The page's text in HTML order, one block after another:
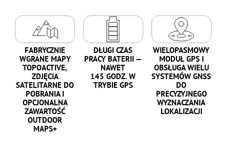
FABRYCZNIE
WGRANE MAPY
TOPOACTIVE,
ZDJĘCIA
SATELITARNE DO
POBRANIA I
OPCJONALNA
ZAWARTOŚĆ
OUTDOOR
MAPS+
DŁUGI CZAS
PRACY BATERII —
NAWET
145 GODZ. W
TRYBIE GPS
WIELOPASMOWY
MODUŁ GPS I
OBSŁUGA WIELU
SYSTEMÓW GNSS
DO
PRECYZYJNEGO
WYZNACZANIA
LOKALIZACJI